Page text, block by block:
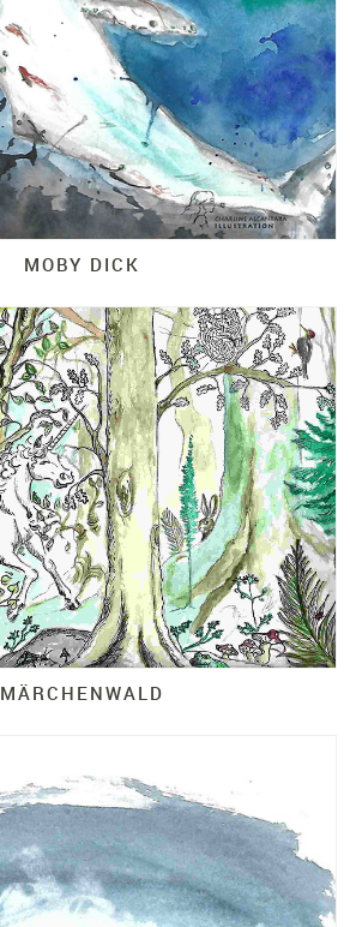
MOBY DICK
MÄRCHENWALD